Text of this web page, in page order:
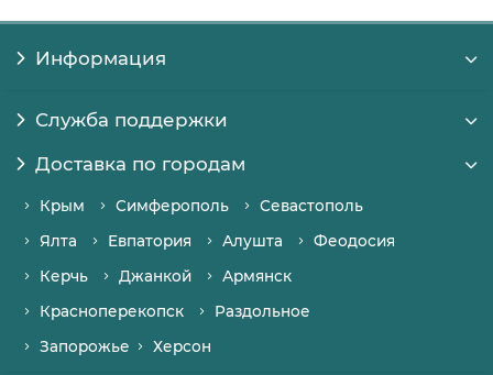
Информация
Служба поддержки
Доставка по городам
Крым Симферополь
Севастополь
Ялта
Евпатория Алушта
Феодосия
Керчь
Джанкой
Армянск
Красноперекопск
Раздольное
Запорожье
Херсон